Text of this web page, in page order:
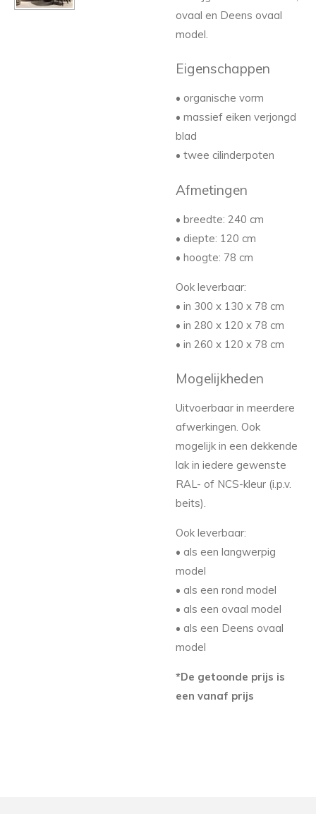
ovaal en Deens ovaal
model.
Eigenschappen
• organische vorm
• massief eiken verjongd
blad
• twee cilinderpoten
Afmetingen
• breedte: 240 cm
• diepte: 120 cm
• hoogte: 78 cm
Ook leverbaar:
• in 300 x 130 x 78 cm
• in 280 x 120 x 78 cm
• in 260 x 120 x 78 cm
Mogelijkheden
Uitvoerbaar in meerdere
afwerkingen. Ook
mogelijk in een dekkende
lak in iedere gewenste
RAL- of NCS-kleur (i.p.v.
beits).
Ook leverbaar:
• als een langwerpig
model
• als een rond model
• als een ovaal model
• als een Deens ovaal
model
*De getoonde prijs is
een vanaf prijs